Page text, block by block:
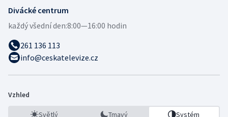
Divácké centrum
každý všední den:8:00—16:00 hodin
261 136 113
info@ceskatelevize.cz
Vzhled
Světlý Tmavý Systém